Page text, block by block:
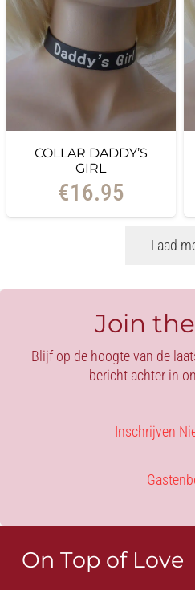
COLLAR DADDY’S
GIRL
€16.95
Laad
Join
Blijf op de hoogte van de
bericht achter in
Inschrijven
On Top of Love